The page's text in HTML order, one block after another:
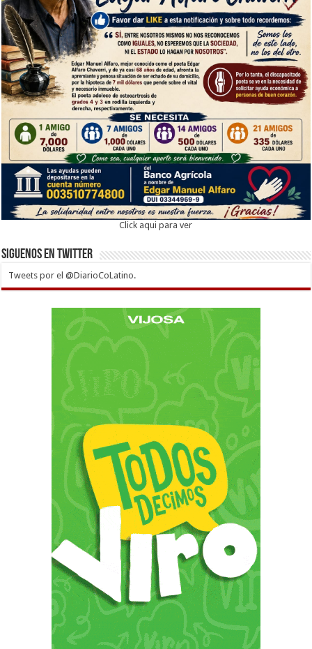
Click aqui para ver
Siguenos en twitter
Tweets por el @DiarioCoLatino.